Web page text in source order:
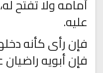
أمامه ولا تفتح
عليه.
فإن رأى كأنه
فإن أبويه راضيان